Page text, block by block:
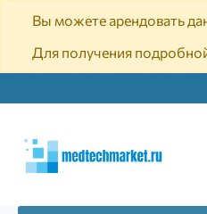
Вы можете арендовать
Для получения